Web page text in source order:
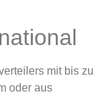
mit bis zu
oder aus